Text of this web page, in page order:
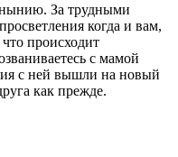
За трудными
когда и вам,
происходит
с мамой
с ней вышли на новый
как прежде.